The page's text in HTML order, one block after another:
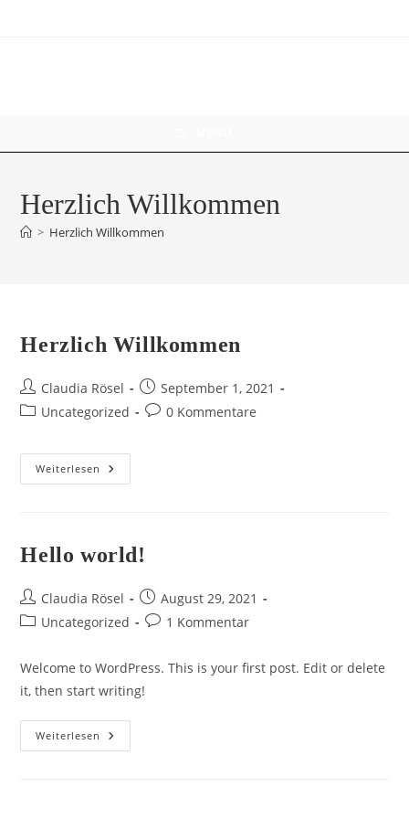
Herzlich Willkommen
> Herzlich Willkommen
Herzlich Willkommen
Beitrags-
Autor:
Claudia Rösel
Beitrag
veröffentlicht:
September 1, 2021
Beitrags-
Uncategorized
Beitrags-
0 Kommentare
Weiterlesen Herzlich
Willkommen
Hello world!
Beitrags-
Autor:
Claudia Rösel
Beitrag
veröffentlicht:
August 29, 2021
Beitrags-
Uncategorized
Beitrags-
1 Kommentar
Welcome to WordPress. This is your first post. Edit or delete
it, then start writing!
Weiterlesen Hello
World!